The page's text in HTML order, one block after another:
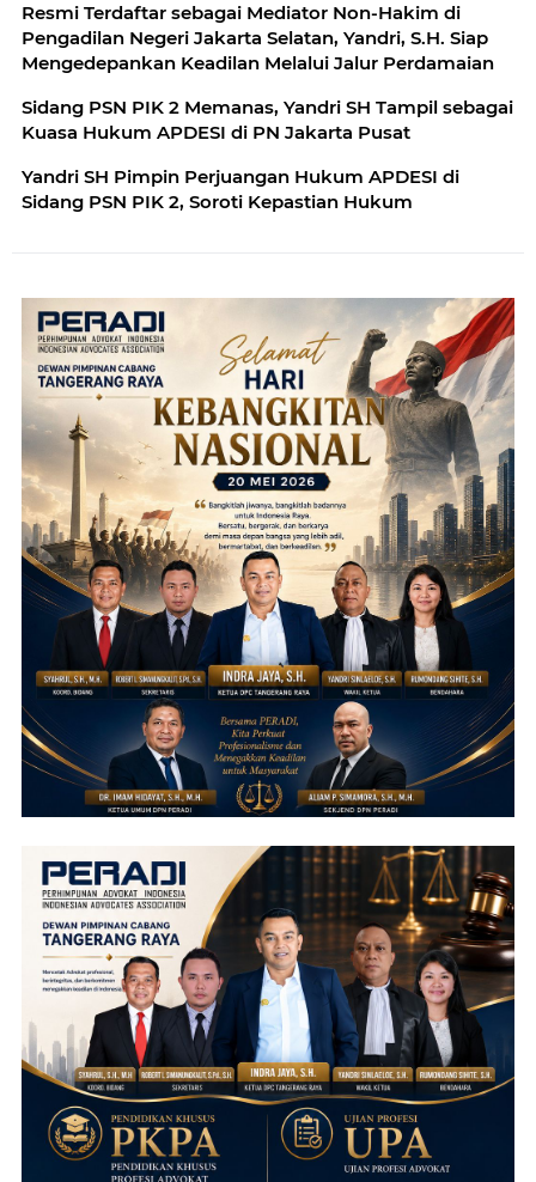
Resmi Terdaftar sebagai Mediator Non-Hakim di
Pengadilan Negeri Jakarta Selatan, Yandri, S.H. Siap
Mengedepankan Keadilan Melalui Jalur Perdamaian
Sidang PSN PIK 2 Memanas, Yandri SH Tampil sebagai
Kuasa Hukum APDESI di PN Jakarta Pusat
Yandri SH Pimpin Perjuangan Hukum APDESI di
Sidang PSN PIK 2, Soroti Kepastian Hukum